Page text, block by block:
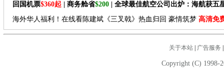
回国机票$360起 | 商务舱省$200 | 全球最佳航空公司出炉：海航获五
海外华人福利！在线看陈建斌《三叉戟》热血归回 豪情筑梦 高清免
关于本站| 广告服务
Copyright (C) 1998-